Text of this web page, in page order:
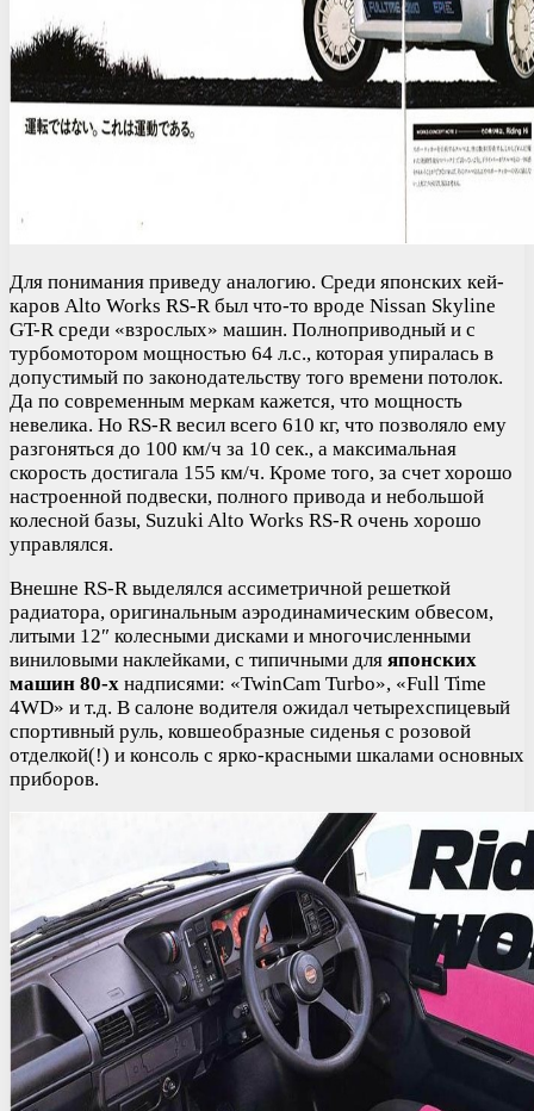
Для понимания приведу аналогию. Среди японских кей-
каров Alto Works RS-R был что-то вроде Nissan Skyline
GT-R среди «взрослых» машин. Полноприводный и с
турбомотором мощностью 64 л.с., которая упиралась в
допустимый по законодательству того времени потолок.
Да по современным меркам кажется, что мощность
невелика. Но RS-R весил всего 610 кг, что позволяло ему
разгоняться до 100 км/ч за 10 сек., а максимальная
скорость достигала 155 км/ч. Кроме того, за счет хорошо
настроенной подвески, полного привода и небольшой
колесной базы, Suzuki Alto Works RS-R очень хорошо
управлялся.
Внешне RS-R выделялся ассиметричной решеткой
радиатора, оригинальным аэродинамическим обвесом,
литыми 12″ колесными дисками и многочисленными
виниловыми наклейками, с типичными для японских
машин 80-х надписями: «TwinCam Turbo», «Full Time
4WD» и т.д. В салоне водителя ожидал четырехспицевый
спортивный руль, ковшеобразные сиденья с розовой
отделкой(!) и консоль с ярко-красными шкалами основных
приборов.